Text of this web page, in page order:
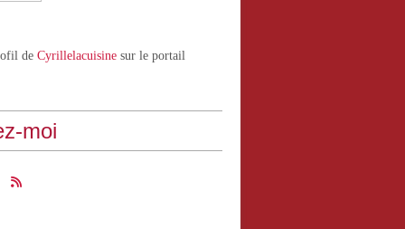
de Cyrillelacuisine sur le portail
moi